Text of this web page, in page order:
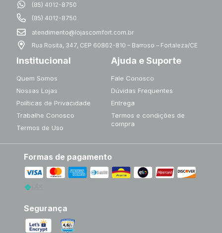
(85) 4012-8750
(85) 4012-8750
atendimento@lojascomfort.com.br
Rua Rosita, 347, CEP 60862-810 – Barroso – Fortaleza/CE
Institucional
Quem Somos
Nossas Lojas
Políticas de Privacidade
Trabalhe Conosco
Termos de Uso
Ajuda e Suporte
Fale Conosco
Dúvidas Frequentes
Entrega
Termos e condições de
compra
Formas de pagamento
Segurança